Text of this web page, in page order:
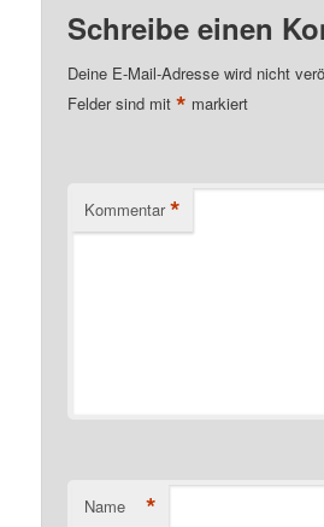
Schreibe einen
Deine E-Mail-Adresse wird nicht
Felder sind mit* markiert
Kommentar *
Name *